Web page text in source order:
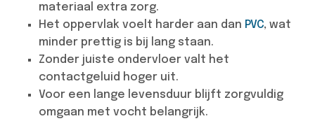
materiaal extra zorg.
Het oppervlak voelt harder aan dan PVC, wat
minder prettig is bij lang staan.
Zonder juiste ondervloer valt het
contactgeluid hoger uit.
Voor een lange levensduur blijft zorgvuldig
omgaan met vocht belangrijk.